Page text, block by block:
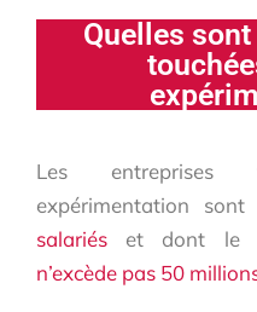
Quelles
Les entreprises
expérimentation sont
salariés et dont le
n’excède pas 50